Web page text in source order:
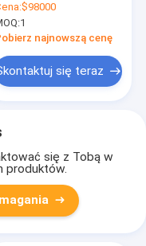
drukarka
atrament
na bazie
dla
$98000
1
najnowszą cenę
się teraz
się z Tobą w
produktów.